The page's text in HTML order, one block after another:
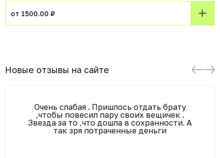
от 1500.00 ₽
Новые отзывы на сайте
Очень слабая . Пришлось отдать брату
,чтобы повесил пару своих вещичек .
Звезда за то ,что дошла в сохранности. А
так зря потраченные деньги